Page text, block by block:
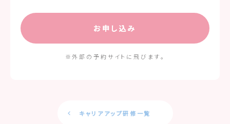
お申し込み
※外部の予約サイトに飛びます。
キャリアアップ研修一覧